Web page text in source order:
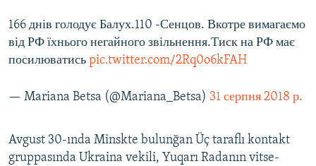
166 днів голодує Балух.110 -Сенцов. Вкотре вимагаємо
від РФ їхнього негайного звільнення.Тиск на РФ має
посилюватись pic.twitter.com/2Rq0o6kFAH
— Mariana Betsa (@Mariana_Betsa) 31 серпня 2018 р.
Avgust 30-ında Minskte bulunğan Üç taraflı kontakt
gruppasında Ukraina vekili, Yuqarı Radanın vitse-